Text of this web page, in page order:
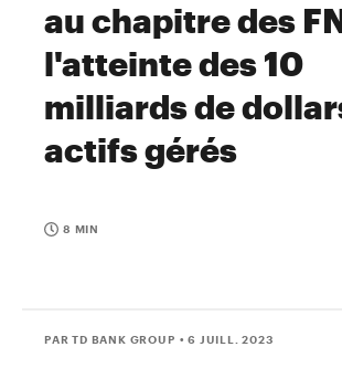
au chapitre des
l'atteinte des 10
milliards de
actifs gérés
8 MIN
PAR TD BANK GROUP • 6 JUILL. 2023